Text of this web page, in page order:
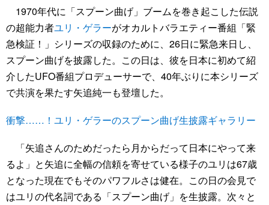
1970年代に「スプーン曲げ」ブームを巻き起こした伝説
の超能力者ユリ・ゲラーがオカルトバラエティー番組「緊
急検証！」シリーズの収録のために、26日に緊急来日し、
スプーン曲げを披露した。この日は、彼を日本に初めて紹
介したUFO番組プロデューサーで、40年ぶりに本シリーズ
で共演を果たす矢追純一も登壇した。
衝撃……！ユリ・ゲラーのスプーン曲げ生披露ギャラリー
「矢追さんのためだったら月からだって日本にやって来
るよ」と矢追に全幅の信頼を寄せている様子のユリは67歳
となった現在でもそのパワフルさは健在。この日の会見で
はユリの代名詞である「スプーン曲げ」を生披露。次々と